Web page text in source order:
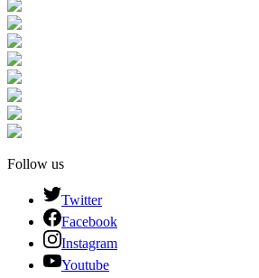
Follow us
Twitter
Facebook
Instagram
Youtube